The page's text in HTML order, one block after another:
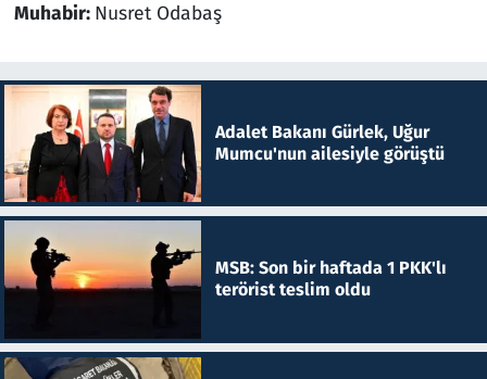
Muhabir: Nusret Odabaş
Adalet Bakanı Gürlek, Uğur
Mumcu'nun ailesiyle görüştü
MSB: Son bir haftada 1 PKK'lı
terörist teslim oldu